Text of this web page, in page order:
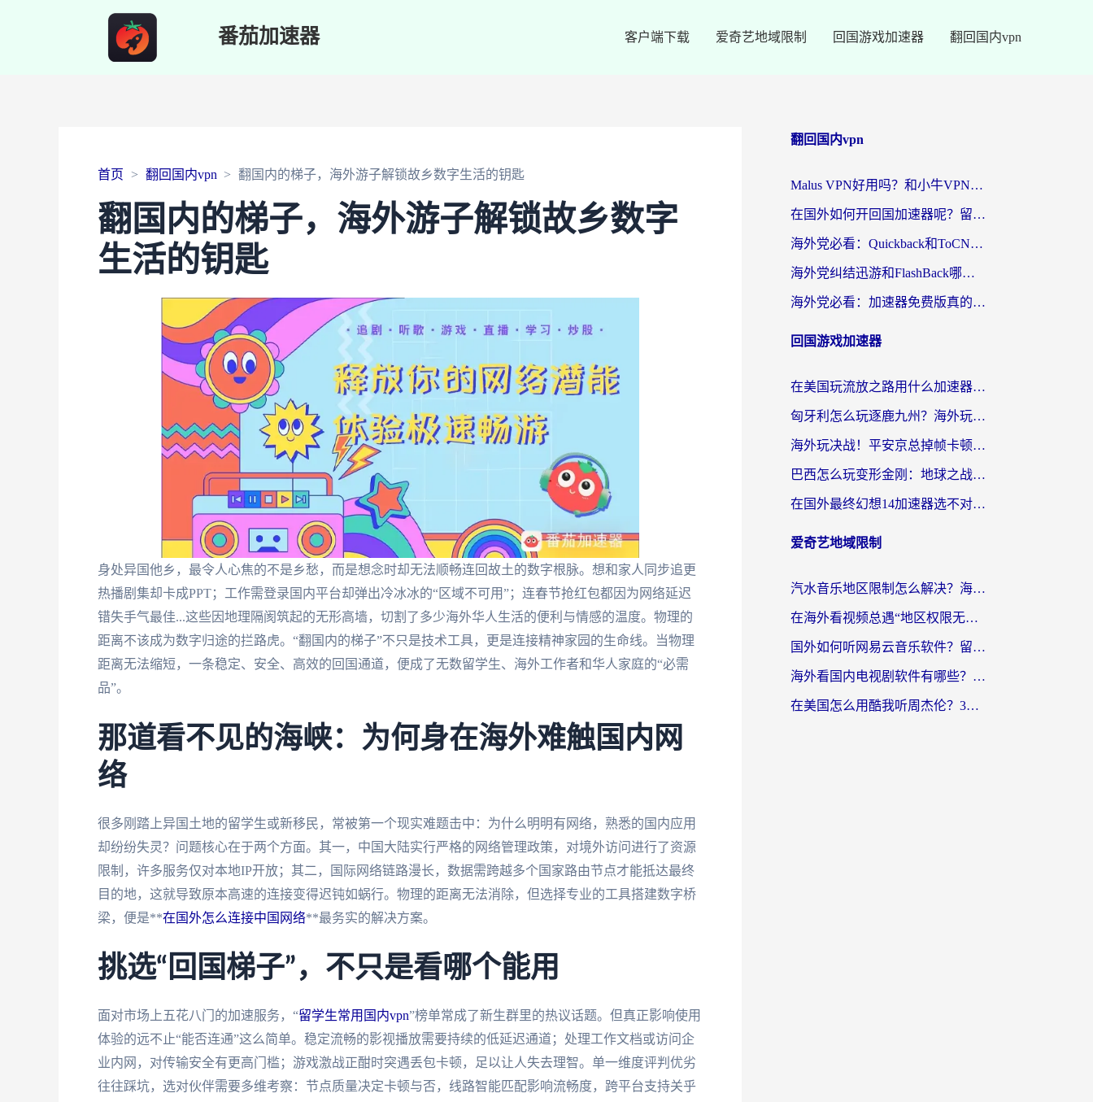
番茄加速器 客户端下载 爱奇艺地域限制 回国游戏加速器 翻回国内vpn
首页 翻回国内vpn 翻国内的梯子，海外游子解锁故乡数字生活的钥匙
翻国内的梯子，海外游子解锁故乡数字
生活的钥匙
身处异国他乡，最令人心焦的不是乡愁，而是想念时却无法顺畅连回故土的数字根脉。想和家人同步追更
热播剧集却卡成PPT；工作需登录国内平台却弹出冷冰冰的“区域不可用”；连春节抢红包都因为网络延迟
错失手气最佳...这些因地理隔阂筑起的无形高墙，切割了多少海外华人生活的便利与情感的温度。物理的
距离不该成为数字归途的拦路虎。“翻国内的梯子”不只是技术工具，更是连接精神家园的生命线。当物理
距离无法缩短，一条稳定、安全、高效的回国通道，便成了无数留学生、海外工作者和华人家庭的“必需
品”。
那道看不见的海峡：为何身在海外难触国内网
络
很多刚踏上异国土地的留学生或新移民，常被第一个现实难题击中：为什么明明有网络，熟悉的国内应用
却纷纷失灵？问题核心在于两个方面。其一，中国大陆实行严格的网络管理政策，对境外访问进行了资源
限制，许多服务仅对本地IP开放；其二，国际网络链路漫长，数据需跨越多个国家路由节点才能抵达最终
目的地，这就导致原本高速的连接变得迟钝如蜗行。物理的距离无法消除，但选择专业的工具搭建数字桥
梁，便是**在国外怎么连接中国网络**最务实的解决方案。
挑选“回国梯子”，不只是看哪个能用
面对市场上五花八门的加速服务，“留学生常用国内vpn”榜单常成了新生群里的热议话题。但真正影响使用
体验的远不止“能否连通”这么简单。稳定流畅的影视播放需要持续的低延迟通道；处理工作文档或访问企
业内网，对传输安全有更高门槛；游戏激战正酣时突遇丢包卡顿，足以让人失去理智。单一维度评判优劣
往往踩坑，选对伙伴需要多维考察：节点质量决定卡顿与否，线路智能匹配影响流畅度，跨平台支持关乎
翻回国内vpn
Malus VPN好用吗？和小牛VPN对比哪个回国效果更好？海外党亲测实用指南
在国外如何开回国加速器呢？留学生亲测的无缝访问国内资源指南
海外党必看：Quickback和ToCN好用吗？3分钟选对回国加速器的实用指南
海外党纠结迅游和FlashBack哪个好？2026实用指南教你选对回国加速器
海外党必看：加速器免费版真的能解决回国访问难题吗？附实用选择指南
回国游戏加速器
在美国玩流放之路用什么加速器？海外党国服游戏不卡顿的终极攻略
匈牙利怎么玩逐鹿九州？海外玩家国服游戏加速器终极指南（附永劫无间荣耀新三国解决方案）
海外玩决战！平安京总掉帧卡顿？用什么加速器比较好？实测指南来了
巴西怎么玩变形金刚：地球之战？海外玩家国服游戏加速终极指南（附新诛仙延迟密室逃脱18解决办法）
在国外最终幻想14加速器选不对？海外玩家的国服游戏加速避坑指南
爱奇艺地域限制
汽水音乐地区限制怎么解决？海外听国内音乐的实用指南来了
在海外看视频总遇“地区权限无法观看”？这篇攻略帮你轻松解锁国内影视动漫
国外如何听网易云音乐软件？留学生亲测有效的回国加速方案
海外看国内电视剧软件有哪些？海外党专属追剧指南来了
在美国怎么用酷我听周杰伦？3步解决海外听歌地域限制，附QQ音乐网易云通用技巧